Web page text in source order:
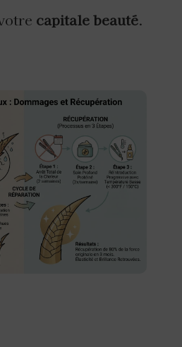
capitale beauté.